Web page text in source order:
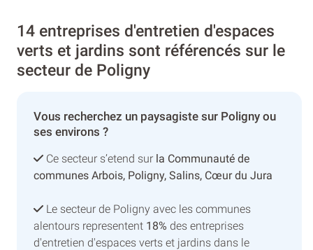
14 entreprises d'entretien d'espaces
verts et jardins sont référencés sur le
secteur de Poligny
Vous recherchez un paysagiste sur Poligny ou
ses environs ?
Ce secteur s’etend sur la Communauté de
communes Arbois, Poligny, Salins, Cœur du Jura
Le secteur de Poligny avec les communes
alentours representent 18% des entreprises
d'entretien d'espaces verts et jardins dans le